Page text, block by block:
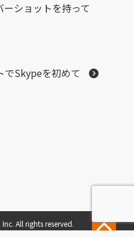
ショットを持って
Skypeを初めて
All rights reserved.